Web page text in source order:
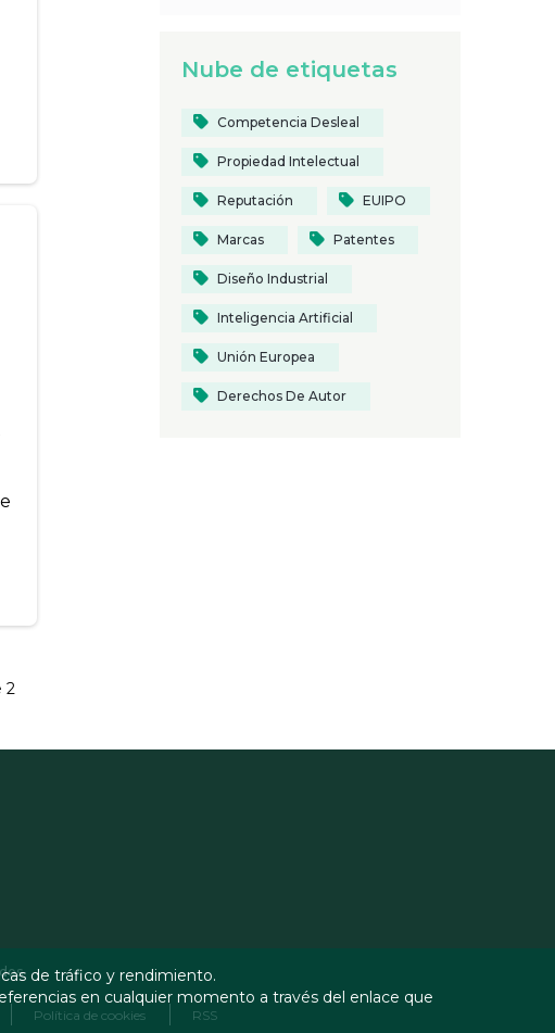
2
Nube de etiquetas
Competencia Desleal
Propiedad Intelectual
Reputación EUIPO
Marcas Patentes
Diseño Industrial
Inteligencia Artificial
Unión Europea
Derechos De Autor
Política de cookies RSS
de tráfico y rendimiento.
en cualquier momento a través del enlace que